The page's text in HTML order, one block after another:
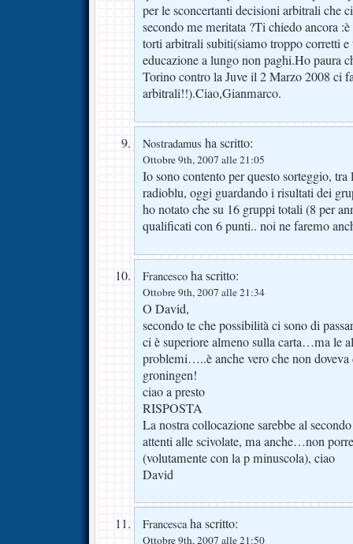
per le sconcertanti decisioni arbitrali che
secondo me meritata ?Ti chiedo ancora
torti arbitrali subiti(siamo troppo corretti e
educazione a lungo non paghi.Ho paura
Torino contro la Juve il 2 Marzo 2008 ci
arbitrali!!).Ciao,Gianmarco.
Nostradamus ha scritto:
Ottobre 9th, 2007 alle 21:05
Io sono contento per questo sorteggio,
radioblu, oggi guardando i risultati dei
ho notato che su 16 gruppi totali (8 per
qualificati con 6 punti.. noi ne faremo
Francesco ha scritto:
Ottobre 9th, 2007 alle 21:34
O David,
secondo te che possibilità ci sono di
ci è superiore almeno sulla carta…ma le
problemi…..è anche vero che non
groningen!
ciao a presto
RISPOSTA
La nostra collocazione sarebbe al
attenti alle scivolate, ma anche…non
(volutamente con la p minuscola), ciao
David
Francescaha scritto:
Ottobre 9th, 2007 alle 21:50